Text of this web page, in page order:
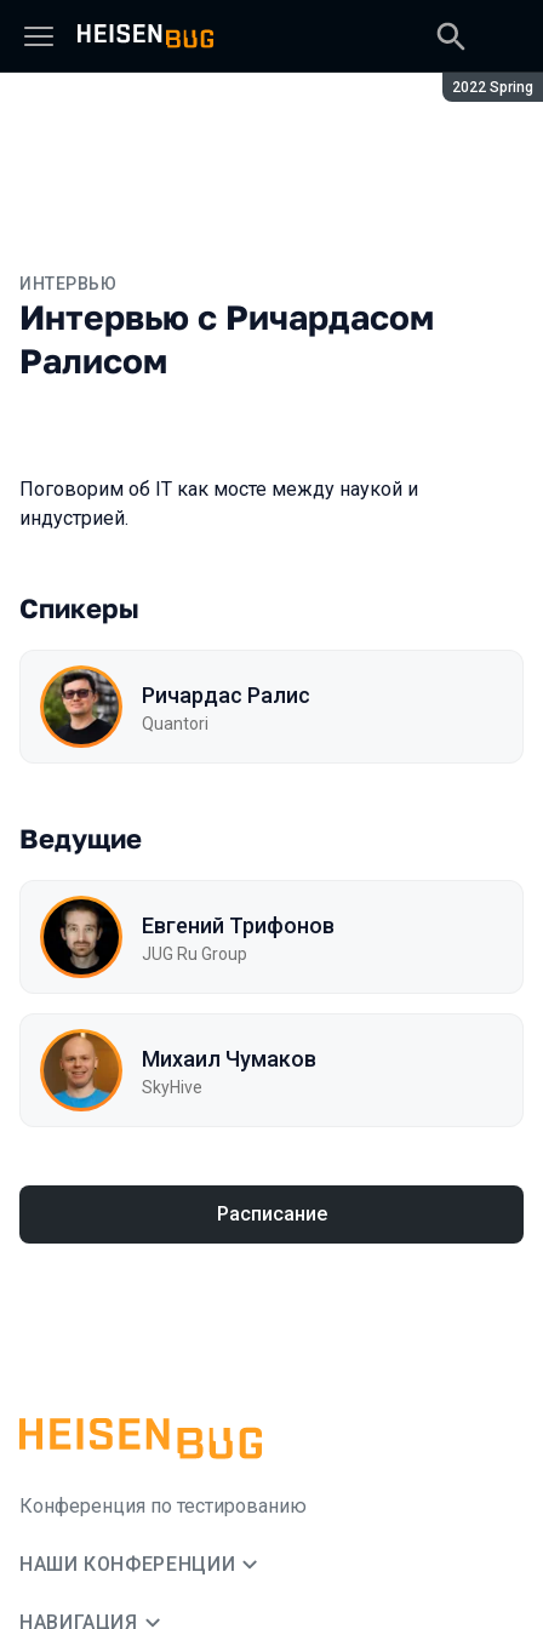
Сезон:
2022 Spring
ИНТЕРВЬЮ
Интервью с Ричардасом
Ралисом
Поговорим об IT как мосте между наукой и
индустрией.
Спикеры
Ричардас Ралис
Quantori
Ведущие
Евгений Трифонов
JUG Ru Group
Михаил Чумаков
SkyHive
Расписание
Конференция по тестированию
НАШИ КОНФЕРЕНЦИИ
НАВИГАЦИЯ